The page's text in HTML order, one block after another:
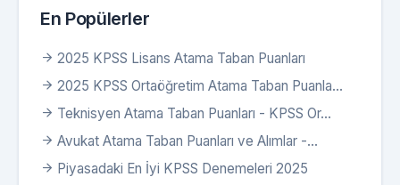
En Popülerler
2025 KPSS Lisans Atama Taban Puanları
2025 KPSS Ortaöğretim Atama Taban Puanla...
Teknisyen Atama Taban Puanları - KPSS Or...
Avukat Atama Taban Puanları ve Alımlar -...
Piyasadaki En İyi KPSS Denemeleri 2025